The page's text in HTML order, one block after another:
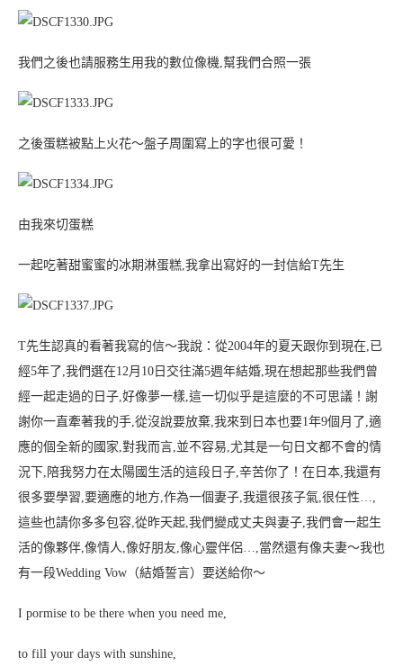
我們之後也請服務生用我的數位像機,幫我們合照一張
之後蛋糕被點上火花～盤子周圍寫上的字也很可愛！
由我來切蛋糕
一起吃著甜蜜蜜的冰期淋蛋糕,我拿出寫好的一封信給T先生
T先生認真的看著我寫的信～我說：從2004年的夏天跟你到現在,已
經5年了,我們選在12月10日交往滿5週年結婚,現在想起那些我們曾
經一起走過的日子,好像夢一樣,這一切似乎是這麼的不可思議！謝
謝你一直牽著我的手,從沒說要放棄,我來到日本也要1年9個月了,適
應的個全新的國家,對我而言,並不容易,尤其是一句日文都不會的情
況下,陪我努力在太陽國生活的這段日子,辛苦你了！在日本,我還有
很多要學習,要適應的地方,作為一個妻子,我還很孩子氣,很任性…,
這些也請你多多包容,從昨天起,我們變成丈夫與妻子,我們會一起生
活的像夥伴,像情人,像好朋友,像心靈伴侶…,當然還有像夫妻～我也
有一段Wedding Vow（結婚誓言）要送給你～
I pormise to be there when you need me,
to fill your days with sunshine,